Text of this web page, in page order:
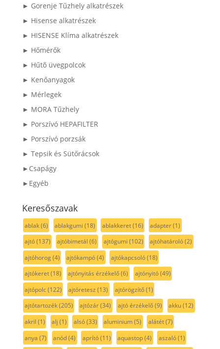
► Gorenje Tűzhely alkatrészek
► Hisense alkatrészek
► HISENSE Klíma alkatrészek
► Hőmérők
► Hűtő üvegpolcok
► Kenőanyagok
► Mérlegek
► MORA Tűzhely
► Porszívó HEPAFILTER
► Porszívó porzsák
► Tepsik és Sütőrácsok
►Csapágy
►Egyéb
Keresőszavak
ablak(6) ablakgumi (18) ablakkeret(16) adapter(1)
ajtó(137) ajtóbimetál (6) ajtógumi (102) ajtóhatároló(2)
ajtóhorog(4) ajtókampó(4) ajtókapcsoló(18)
ajtókeret(18) ajtónyitás érzékelő(6) ajtónyitó(49)
ajtópolc(122) ajtóretesz (13) ajtórögzítő(1)
ajtótartozék(205) ajtózár(34) ajtó érzékelő(9) akku(12)
akril (1) alj (1) alsó(33) aluminium(5) alátét(7)
anya (7) anód(4) aprító(11) aquastop(4) aszaló(1)